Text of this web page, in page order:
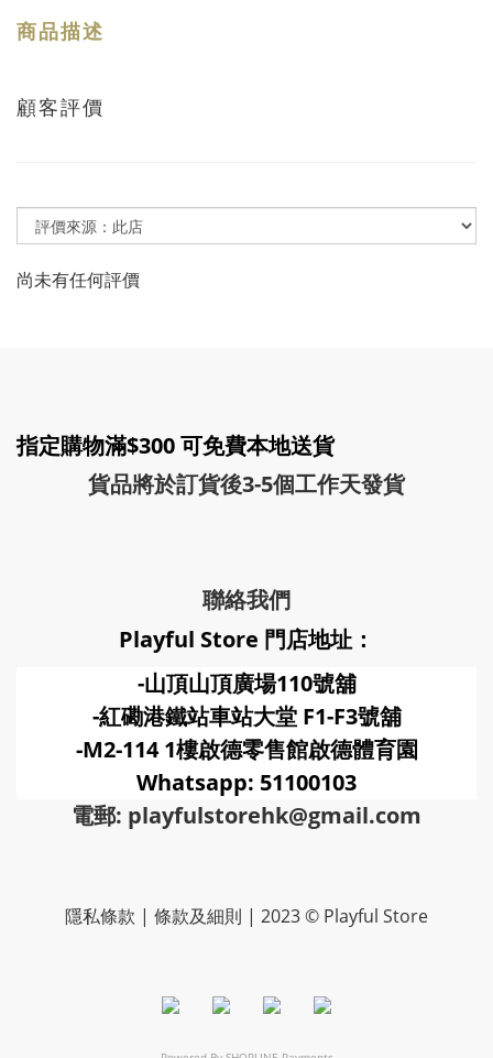
商品描述
顧客評價
尚未有任何評價
指定購物滿$300 可免費本地送貨
貨品將於訂貨後3-5個工作天發貨
聯絡我們
Playful Store 門店地址：
-山頂山頂廣場110號舖
-紅磡港鐵站車站大堂 F1-F3號舖
-M2-114 1樓啟德零售館啟德體育園
Whatsapp: 51100103
電郵: playfulstorehk@gmail.com
隱私條款 | 條款及細則 | 2023 © Playful Store